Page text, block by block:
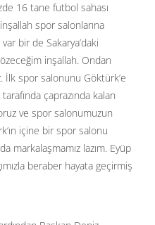
16 tane futbol sahası
spor salonlarına
bir de Sakarya’daki
inşallah. Ondan
İlk spor salonunu Göktürk’e
çaprazında kalan
ve spor salonumuzun
içine bir spor salonu
markalaşmamız lazım. Eyüp
beraber hayata geçirmiş